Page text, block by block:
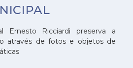
Ernesto Ricciardi preserva a
através de fotos e objetos de